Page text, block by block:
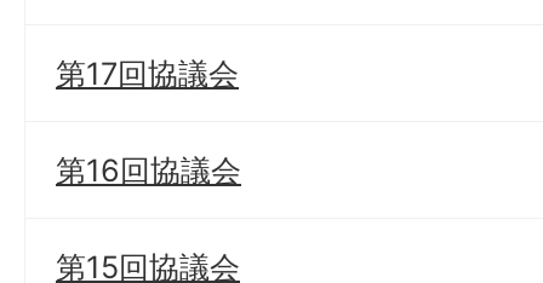
第17回協議会
第16回協議会
第15回協議会